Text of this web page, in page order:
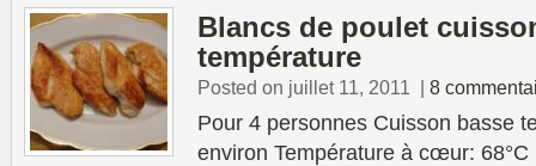
Blancs de poulet
température
Posted on juillet 11, 2011 | 8
Pour 4 personnes Cuisson basse
environ Température à cœur: